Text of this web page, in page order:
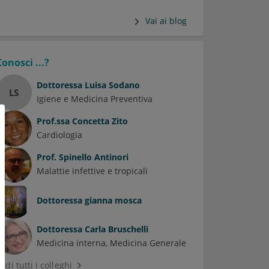
Vai ai blog
...?
LS
Dottoressa Luisa Sodano
Igiene e Medicina Preventiva
Prof.ssa Concetta Zito
Cardiologia
Prof. Spinello Antinori
Malattie infettive e tropicali
Dottoressa gianna mosca
Dottoressa Carla Bruschelli
Medicina interna Medicina Generale
Vedi tutti i colleghi